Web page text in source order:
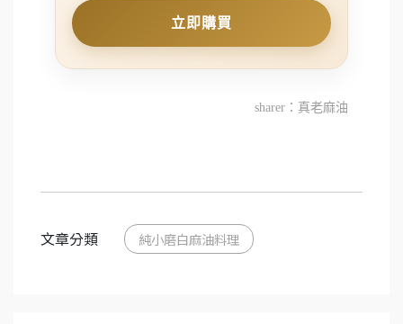
立即購買
sharer：真老麻油
文章分類 純小磨白麻油料理